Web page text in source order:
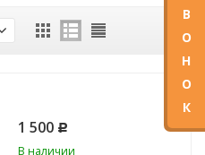
1 500 Р
В наличии
В
О
Н
О
К